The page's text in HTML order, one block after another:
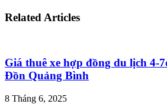
Related Articles
Giá thuê xe hợp đồng du lịch 4-
Đồn Quảng Bình
8 Tháng 6, 2025